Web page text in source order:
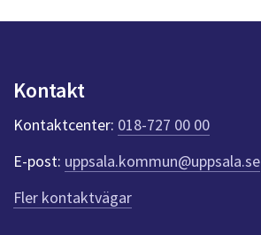
n
k
t
e
r
f
ö
r
Kontakt
Kontaktcenter: 018-727 00 00
E-post: uppsala.kommun@uppsala.se
Fler kontaktvägar